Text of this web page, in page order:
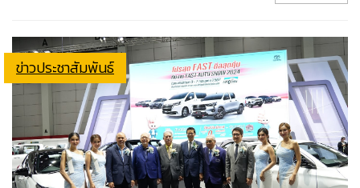
ข่าวประชาสัมพันธ์